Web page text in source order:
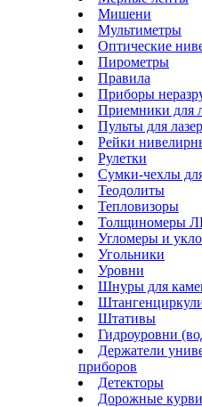
Мишени
Мультиметры
Оптические
Пирометры
Правила
Приборы
Приемники для
Пульты для
Рейки
Рулетки
Сумки-чехлы
Теодолиты
Тепловизоры
Толщиномеры
Угломеры и
Угольники
Уровни
Шнуры для
Штативы
Гидроуровни
Держатели
приборов
Детекторы
Дорожные